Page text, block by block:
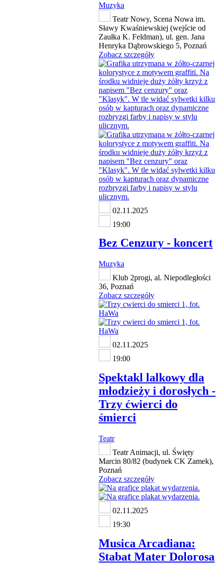
Muzyka
Teatr Nowy, Scena Nowa im.
Sławy Kwaśniewskiej (wejście od
Zaułka K. Feldman), ul. gen. Jana
Henryka Dąbrowskiego 5, Poznań
Zobacz szczegóły
02.11.2025
19:00
Bez Cenzury - koncert
Muzyka
Klub 2progi, al. Niepodległości
36, Poznań
Zobacz szczegóły
02.11.2025
19:00
Spektakl lalkowy dla
młodzieży i dorosłych -
Trzy ćwierci do
śmierci
Teatr
Teatr Animacji, ul. Święty
Marcin 80/82 (budynek CK Zamek),
Poznań
Zobacz szczegóły
02.11.2025
19:30
Musica Arcadiana:
Stabat Mater Dolorosa